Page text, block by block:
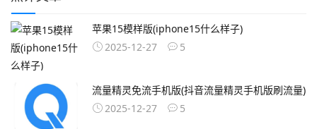
苹果15模样版(iphone15什么样子)
2025-12-27
5
流量精灵免流手机版(抖音流量精灵手机版刷流量)
2025-12-27
5